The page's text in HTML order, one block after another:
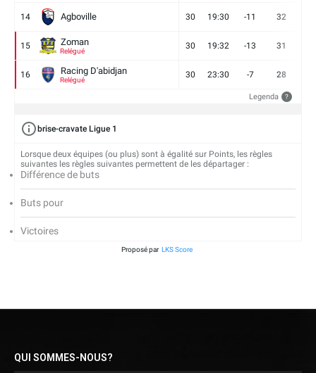
14 Agboville 30 19:30 -11 32
15 Zoman
Relégué
30 19:32 -13 31
16 Racing D'abidjan
Relégué
30 23:30 -7 28
Legenda ?
brise-cravate Ligue 1
Lorsque deux équipes (ou plus) sont à égalité sur Points, les règles
suivantes les règles suivantes permettent de les départager :
Différence de buts
Buts pour
Victoires
Proposé par LKS Score
QUI SOMMES-NOUS?